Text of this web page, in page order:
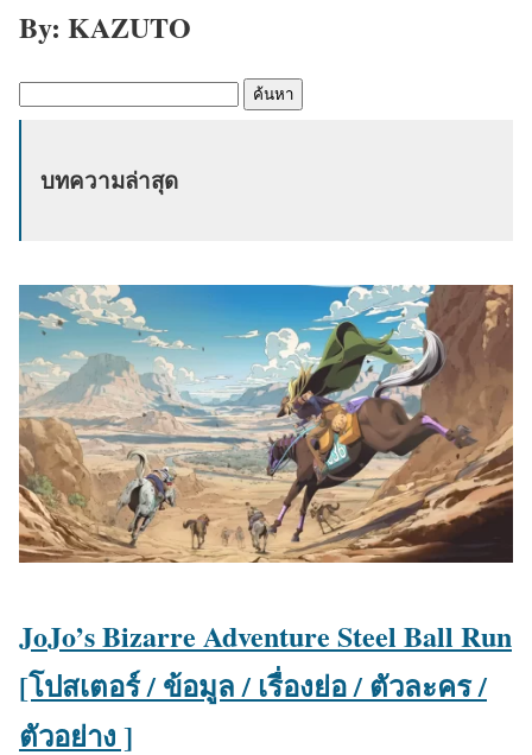
By: KAZUTO
ค้
น
บทความล่าสุด
JoJo’s Bizarre Adventure Steel Ball Run
[โปสเตอร์ / ข้อมูล / เรื่องย่อ / ตัวละคร /
ตัวอย่าง ]